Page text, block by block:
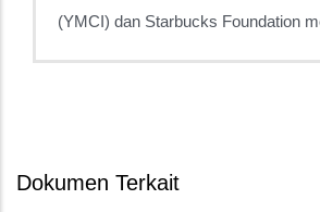
(YMCI) dan Starbucks Foundation
Dokumen Terkait